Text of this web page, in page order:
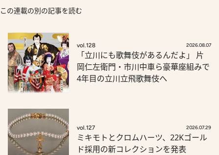
この連載の別の記事を読む
vol.128 2026.08.07
「立川にも歌舞伎があるんだよ」 片
岡仁左衛門・市川中車ら豪華座組みで
4年目の立川立飛歌舞伎へ
vol.127 2026.07.29
ミキモトとクロムハーツ、22Kゴール
ド採用の新コレクションを発表